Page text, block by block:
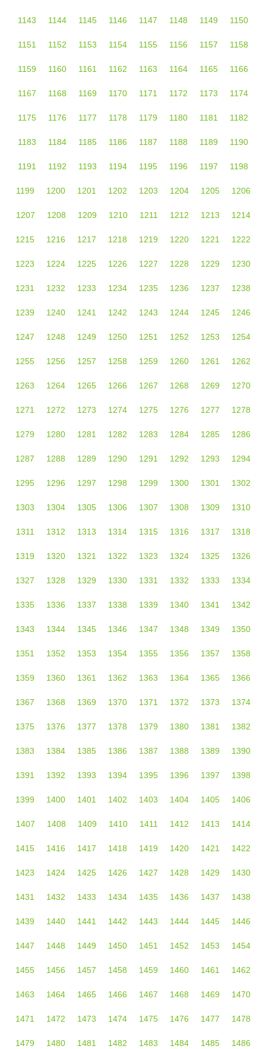
1143 1144 1145 1146 1147 1148 1149 1150
1151 1152 1153 1154 1155 1156 1157 1158
1159 1160 1161 1162 1163 1164 1165 1166
1167 1168 1169 1170 1171 1172 1173 1174
1175 1176 1177 1178 1179 1180 1181 1182
1183 1184 1185 1186 1187 1188 1189 1190
1191 1192 1193 1194 1195 1196 1197 1198
1199 1200 1201 1202 1203 1204 1205 1206
1207 1208 1209 1210 1211 1212 1213 1214
1215 1216 1217 1218 1219 1220 1221 1222
1223 1224 1225 1226 1227 1228 1229 1230
1231 1232 1233 1234 1235 1236 1237 1238
1239 1240 1241 1242 1243 1244 1245 1246
1247 1248 1249 1250 1251 1252 1253 1254
1255 1256 1257 1258 1259 1260 1261 1262
1263 1264 1265 1266 1267 1268 1269 1270
1271 1272 1273 1274 1275 1276 1277 1278
1279 1280 1281 1282 1283 1284 1285 1286
1287 1288 1289 1290 1291 1292 1293 1294
1295 1296 1297 1298 1299 1300 1301 1302
1303 1304 1305 1306 1307 1308 1309 1310
1311 1312 1313 1314 1315 1316 1317 1318
1319 1320 1321 1322 1323 1324 1325 1326
1327 1328 1329 1330 1331 1332 1333 1334
1335 1336 1337 1338 1339 1340 1341 1342
1343 1344 1345 1346 1347 1348 1349 1350
1351 1352 1353 1354 1355 1356 1357 1358
1359 1360 1361 1362 1363 1364 1365 1366
1367 1368 1369 1370 1371 1372 1373 1374
1375 1376 1377 1378 1379 1380 1381 1382
1383 1384 1385 1386 1387 1388 1389 1390
1391 1392 1393 1394 1395 1396 1397 1398
1399 1400 1401 1402 1403 1404 1405 1406
1407 1408 1409 1410 1411 1412 1413 1414
1415 1416 1417 1418 1419 1420 1421 1422
1423 1424 1425 1426 1427 1428 1429 1430
1431 1432 1433 1434 1435 1436 1437 1438
1439 1440 1441 1442 1443 1444 1445 1446
1447 1448 1449 1450 1451 1452 1453 1454
1455 1456 1457 1458 1459 1460 1461 1462
1463 1464 1465 1466 1467 1468 1469 1470
1471 1472 1473 1474 1475 1476 1477 1478
1479 1480 1481 1482 1483 1484 1485 1486